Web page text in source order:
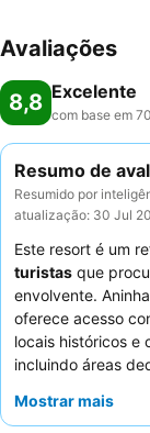
Avaliações
8,8 Excelente
com base em
Resumo de
Resumido por
atualização: 30 Jul
Este resort é um
turistas que
envolvente.
oferece acesso
locais históricos e
incluindo áreas
hóspedes elogiam
Mostrar mais